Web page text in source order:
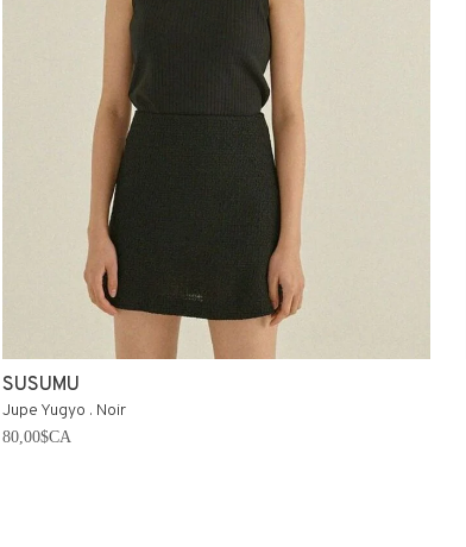
SUSUMU
Jupe Yugyo . Noir
80,00$CA